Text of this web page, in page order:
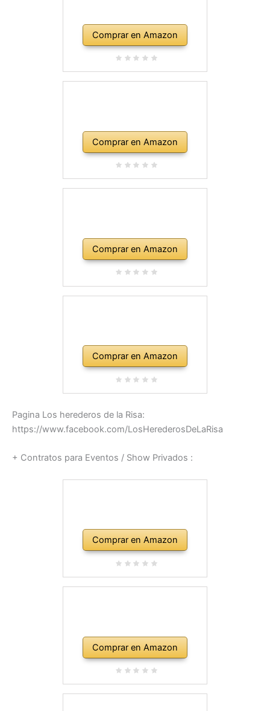
Comprar en Amazon
Comprar en Amazon
Comprar en Amazon
Comprar en Amazon
Pagina Los herederos de la Risa:
https://www.facebook.com/LosHerederosDeLaRisa
+ Contratos para Eventos / Show Privados :
Comprar en Amazon
Comprar en Amazon